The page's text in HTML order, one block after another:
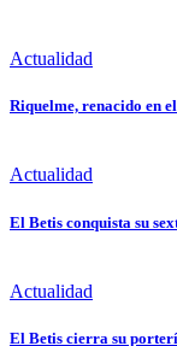
Actualidad
Riquelme, renacido en
Actualidad
El Betis conquista su
Actualidad
El Betis cierra su